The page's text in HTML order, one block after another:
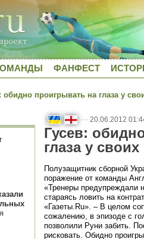
ФАНФЕСТ
обидно проигрывать на глаза у
— 20.06.2012
Гусев:
глаза у
Полузащитник сборной
поражение от команды
«Тренеры предупреждали
стараясь ловить на
«Газеты.Ru». – В целом
сожалению, в эпизоде с
позволили Руни забить.
рисковать. Обидно